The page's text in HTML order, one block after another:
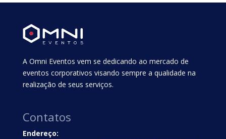
A Omni Eventos vem se dedicando ao mercado de
eventos corporativos visando sempre a qualidade na
realização de seus serviços.
Contatos
Endereço: